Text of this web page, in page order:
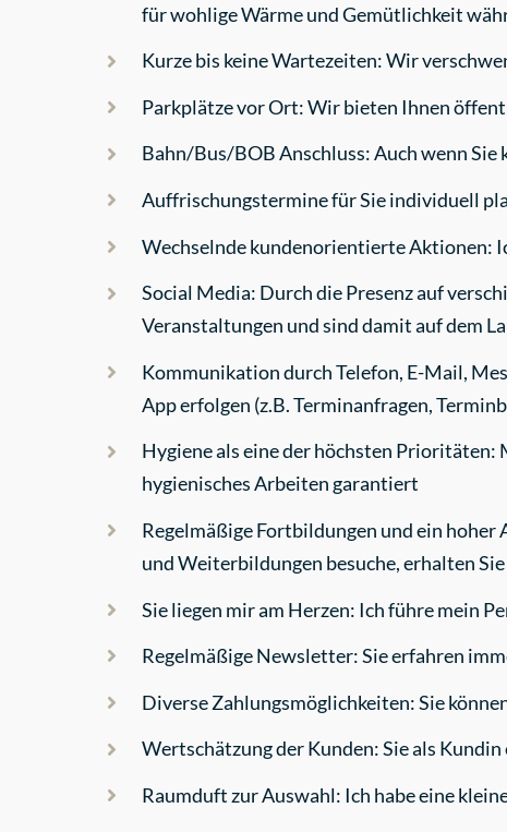
für wohlige Wärme und Gemütlichkeit
Kurze bis keine Wartezeiten: Wir
Parkplätze vor Ort: Wir bieten Ihnen
Bahn/Bus/BOB Anschluss: Auch wenn Sie
Auffrischungstermine für Sie individuell
Wechselnde kundenorientierte Aktionen:
Social Media: Durch die Presenz auf
Veranstaltungen und sind damit auf dem
Kommunikation durch Telefon, E-Mail,
App erfolgen (z.B. Terminanfragen,
Hygiene als eine der höchsten Prioritäten:
hygienisches Arbeiten garantiert
Regelmäßige Fortbildungen und ein hoher
und Weiterbildungen besuche, erhalten
Sie liegen mir am Herzen: Ich führe mein
Regelmäßige Newsletter: Sie erfahren
Diverse Zahlungsmöglichkeiten: Sie
Wertschätzung der Kunden: Sie als
Raumduft zur Auswahl: Ich habe eine